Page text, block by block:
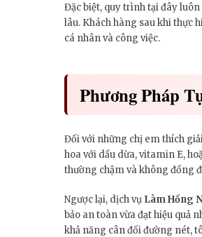
Đặc biệt, quy trình tại đây
lâu. Khách hàng sau khi thực
cá nhân và công việc.
Phương Pháp
Đối với những chị em thích
hoa với dầu dừa, vitamin E,
thường chậm và không đồng
Ngược lại, dịch vụ Làm Hồng
bảo an toàn vừa đạt hiệu quả
khả năng cân đối đường nét,